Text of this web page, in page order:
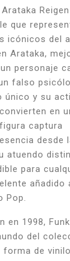
que
icónicos del
Arataka,
personaje
falso
único y su
en
captura
desde
atuendo
para
añadido
Pop.
en 1998,
del
de